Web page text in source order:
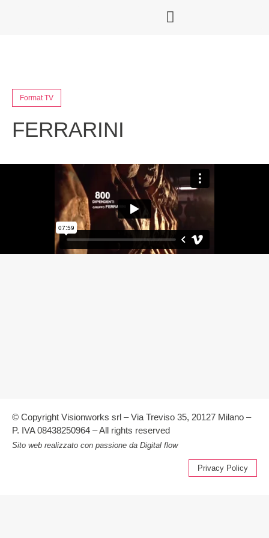
Format TV
FERRARINI
© Copyright Visionworks srl – Via Treviso 35, 20127 Milano –
P. IVA 08438250964 – All rights reserved
Sito web realizzato con passione da Digital flow
Privacy Policy